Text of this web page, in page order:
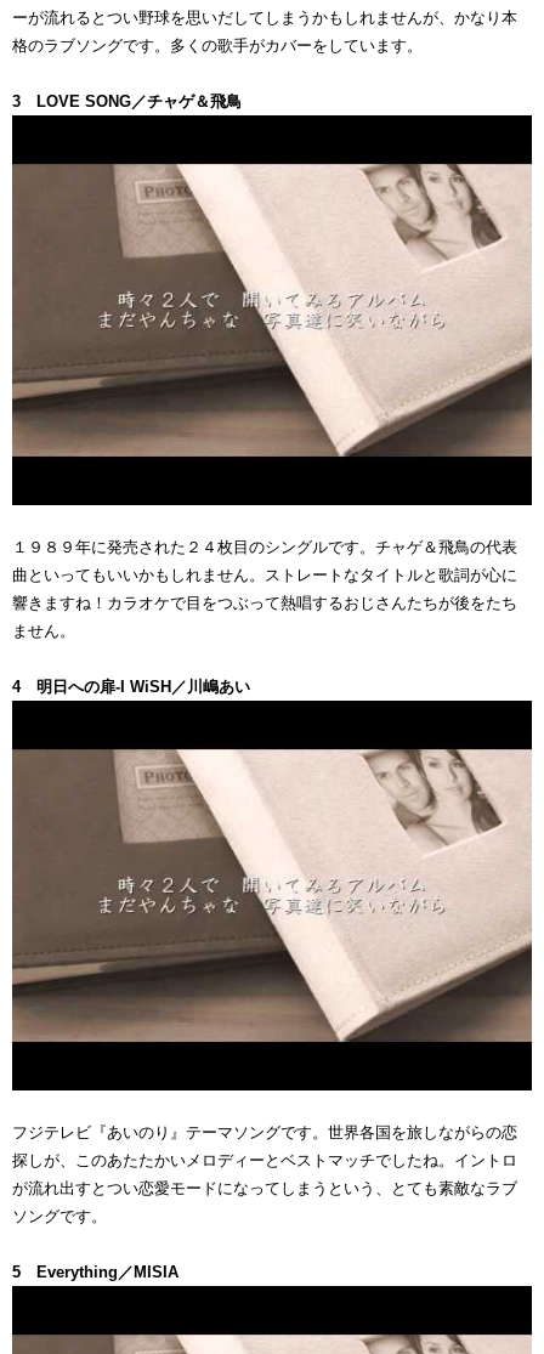
ーが流れるとつい野球を思いだしてしまうかもしれませんが、かなり本
格のラブソングです。多くの歌手がカバーをしています。
3 LOVE SONG／チャゲ＆飛鳥
１９８９年に発売された２４枚目のシングルです。チャゲ＆飛鳥の代表
曲といってもいいかもしれません。ストレートなタイトルと歌詞が心に
響きますね！カラオケで目をつぶって熱唱するおじさんたちが後をたち
ません。
4 明日への扉-I WiSH／川嶋あい
フジテレビ『あいのり』テーマソングです。世界各国を旅しながらの恋
探しが、このあたたかいメロディーとベストマッチでしたね。イントロ
が流れ出すとつい恋愛モードになってしまうという、とても素敵なラブ
ソングです。
5 Everything／MISIA